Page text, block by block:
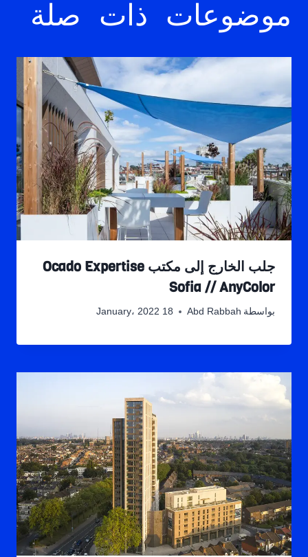
موضوعات ذات صلة
جلب الخارج إلى مكتب Ocado Expertise
Sofia // AnyColor
بواسطة Abd Rabbah 18 January، 2022